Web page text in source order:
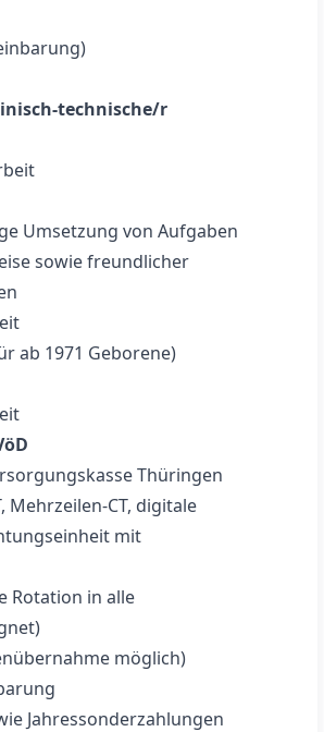
technische/r
Umsetzung von Aufgaben
sowie freundlicher
ab 1971 Geborene)
Thüringen
Mehrzeilen-CT, digitale
mit
Rotation in alle
möglich)
Jahressonderzahlungen